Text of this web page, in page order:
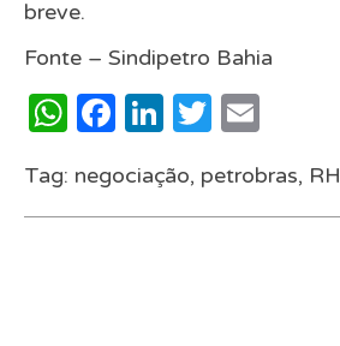
breve.
Fonte – Sindipetro Bahia
WhatsApp
Facebook
LinkedIn
Twitter
Tag: negociação, petrobras, RH